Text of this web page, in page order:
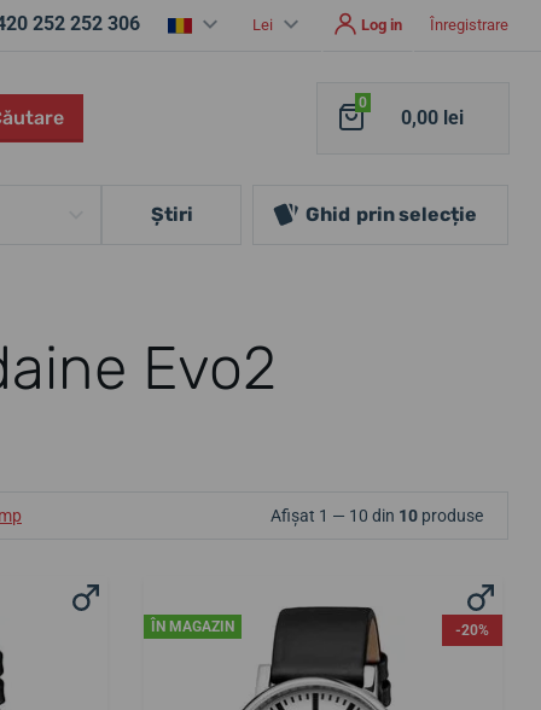
252 252 306 Lei Log in Înregistrare
0
0,00 lei
Ştiri Ghid prin selecție
Evo2
Afișat 1 — 10 din 10 produse
ÎN MAGAZIN -20%